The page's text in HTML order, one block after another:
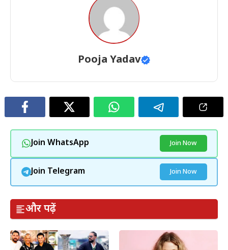
Pooja Yadav
Join WhatsApp Join Now
Join Telegram Join Now
और पढ़ें